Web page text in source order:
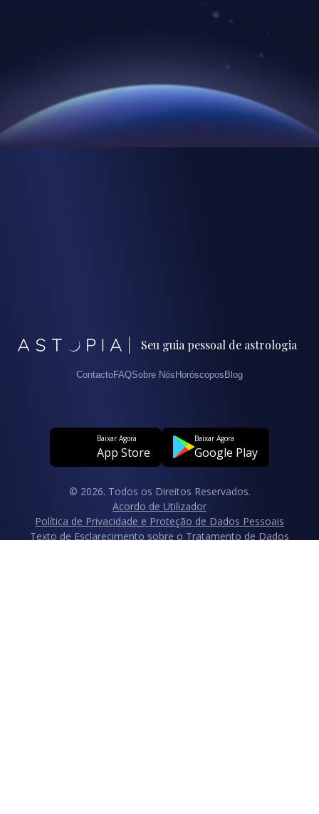
Seu guia pessoal de astrologia
ContactoFAQSobre NósHoróscoposBlog
Baixar Agora
App Store
Baixar Agora
Google Play
© 2026. Todos os Direitos Reservados.
Acordo de Utilizador
Política de Privacidade e Proteção de Dados Pessoais
Texto de Esclarecimento sobre o Tratamento de Dados